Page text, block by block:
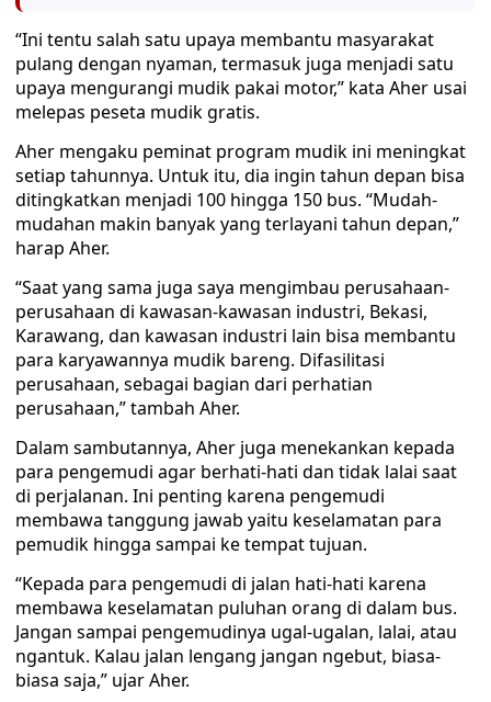
“Ini tentu salah satu upaya membantu masyarakat
pulang dengan nyaman, termasuk juga menjadi satu
upaya mengurangi mudik pakai motor,” kata Aher usai
melepas peseta mudik gratis.
Aher mengaku peminat program mudik ini meningkat
setiap tahunnya. Untuk itu, dia ingin tahun depan bisa
ditingkatkan menjadi 100 hingga 150 bus. “Mudah-
mudahan makin banyak yang terlayani tahun depan,”
harap Aher.
“Saat yang sama juga saya mengimbau perusahaan-
perusahaan di kawasan-kawasan industri, Bekasi,
Karawang, dan kawasan industri lain bisa membantu
para karyawannya mudik bareng. Difasilitasi
perusahaan, sebagai bagian dari perhatian
perusahaan,” tambah Aher.
Dalam sambutannya, Aher juga menekankan kepada
para pengemudi agar berhati-hati dan tidak lalai saat
di perjalanan. Ini penting karena pengemudi
membawa tanggung jawab yaitu keselamatan para
pemudik hingga sampai ke tempat tujuan.
“Kepada para pengemudi di jalan hati-hati karena
membawa keselamatan puluhan orang di dalam bus.
Jangan sampai pengemudinya ugal-ugalan, lalai, atau
ngantuk. Kalau jalan lengang jangan ngebut, biasa-
biasa saja,” ujar Aher.